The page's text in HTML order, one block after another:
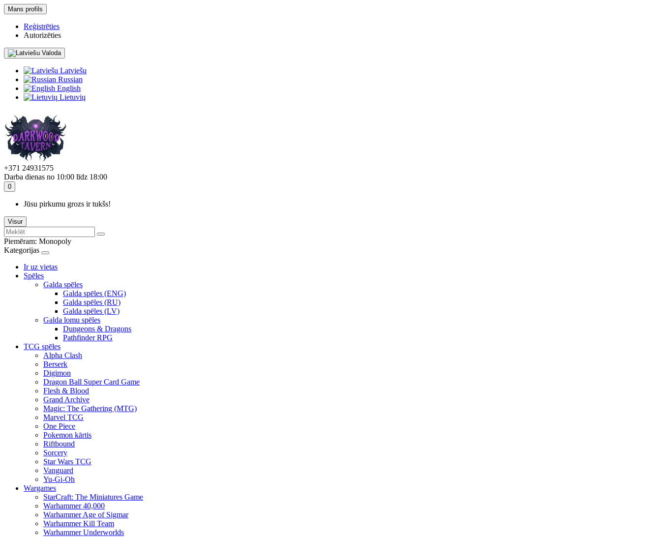
Mans profils
Reģistrēties
Autorizēties
Valoda
Latviešu
Russian
English
Lietuvių
+371 24931575
Darba dienas no 10:00 līdz 18:00
0
Jūsu pirkumu grozs ir tukšs!
Visur
Piemēram: Monopoly
Kategorijas
Ir uz vietas
Spēles
Galda spēles
Galda spēles (ENG)
Galda spēles (RU)
Galda spēles (LV)
Galda lomu spēles
Dungeons & Dragons
Pathfinder RPG
TCG spēles
Alpha Clash
Berserk
Digimon
Dragon Ball Super Card Game
Flesh & Blood
Grand Archive
Magic: The Gathering (MTG)
Marvel TCG
One Piece
Pokemon kārtis
Riftbound
Sorcery
Star Wars TCG
Vanguard
Yu-Gi-Oh
Wargames
StarCraft: The Miniatures Game
Warhammer 40,000
Warhammer Age of Sigmar
Warhammer Kill Team
Warhammer Underworlds